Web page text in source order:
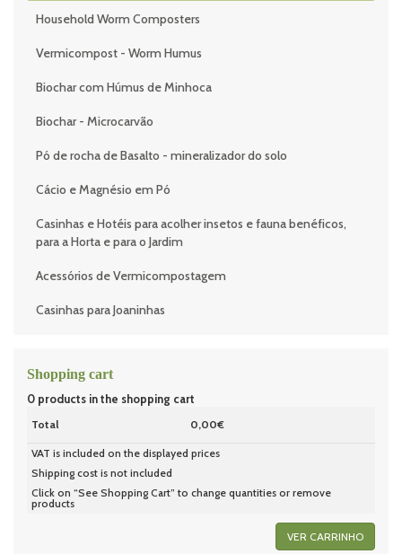
Household Worm Composters
Vermicompost - Worm Humus
Biochar com Húmus de Minhoca
Biochar - Microcarvão
Pó de rocha de Basalto - mineralizador do solo
Cácio e Magnésio em Pó
Casinhas e Hotéis para acolher insetos e fauna benéficos,
para a Horta e para o Jardim
Acessórios de Vermicompostagem
Casinhas para Joaninhas
Shopping cart
0 products in the shopping cart
Total 0,00€
VAT is included on the displayed prices
Shipping cost is not included
Click on “See Shopping Cart” to change quantities or remove
products
VER CARRINHO